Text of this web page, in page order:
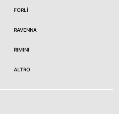
FORLÌ
RAVENNA
RIMINI
ALTRO